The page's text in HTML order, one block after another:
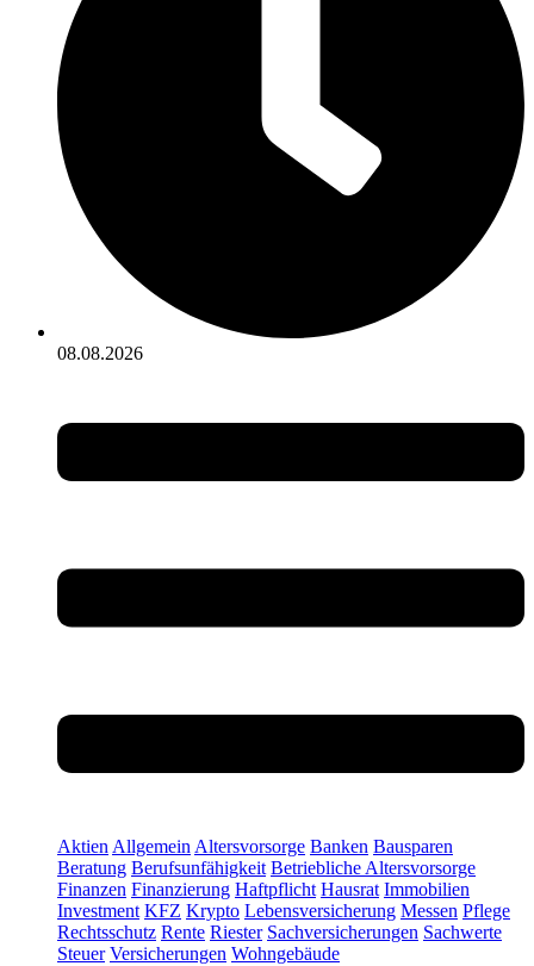
08.08.2026
Aktien Allgemein Altersvorsorge Banken Bausparen
Beratung Berufsunfähigkeit Betriebliche Altersvorsorge
Finanzen Finanzierung Haftpflicht Hausrat Immobilien
Investment KFZ Krypto Lebensversicherung Messen Pflege
Rechtsschutz Rente Riester Sachversicherungen Sachwerte
Steuer Versicherungen Wohngebäude